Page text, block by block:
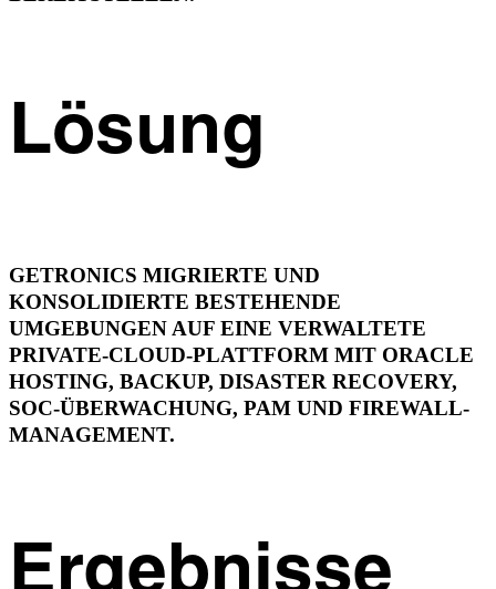
Lösung
GETRONICS MIGRIERTE UND
KONSOLIDIERTE BESTEHENDE
UMGEBUNGEN AUF EINE VERWALTETE
PRIVATE-CLOUD-PLATTFORM MIT ORACLE
HOSTING, BACKUP, DISASTER RECOVERY,
SOC-ÜBERWACHUNG, PAM UND FIREWALL-
MANAGEMENT.
Ergebnisse